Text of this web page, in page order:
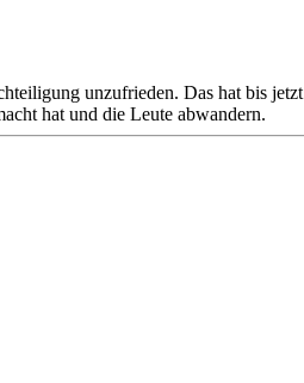
unzufrieden. Das hat bis
hat und die Leute abwandern.